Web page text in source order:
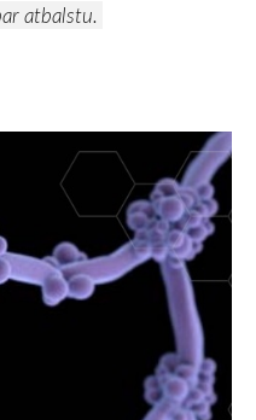
atbalstu.